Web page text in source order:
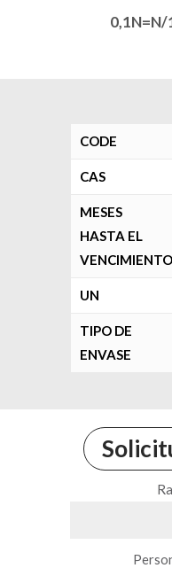
CODE
CAS
MESES
HASTA EL
VENCIMIENTO
UN
TIPO DE
ENVASE